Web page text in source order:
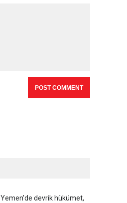
Yemen'de devrik hükümet,